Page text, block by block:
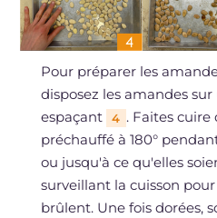
Pour préparer les
disposez les amandes
espaçant
4 . Faites
préchauffé à 180°
ou jusqu'à ce qu'elles
surveillant la cuisson
brûlent. Une fois dorées,